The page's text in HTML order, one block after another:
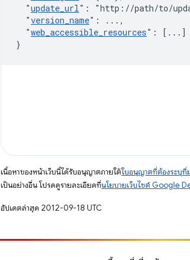
"update_url" : "http://path/to/
"version_name" : ... ,
"web_accessible_resources" : [ ... ]
}
เนื้อหาของหน้าเว็บนี้ได้รับอนุญาตภายใต้ใบอนุญาตที่ต้องระบุที่
เป็นอย่างอื่น โปรดดูรายละเอียดที่นโยบายเว็บไซต์ Google
อัปเดตล่าสุด 2012-09-18 UTC